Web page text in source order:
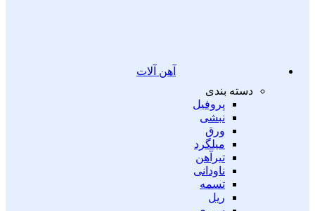
آهن آلات
دسته بندی
پروفیل
نبشی
ورق
میلگرد
تیرآهن
ناودانی
تسمه
ریل